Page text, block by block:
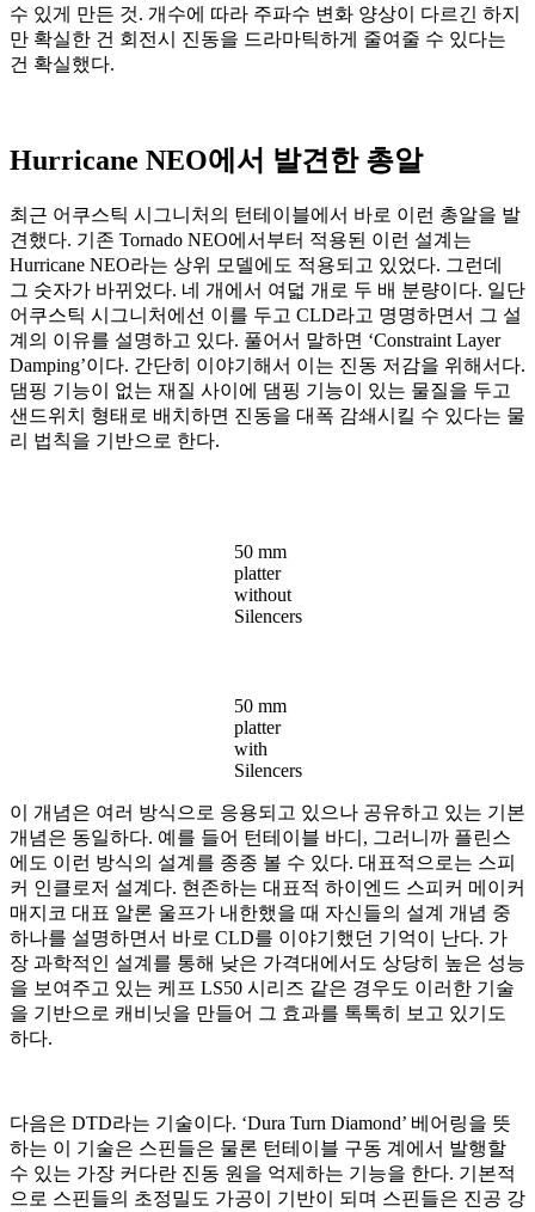
수 있게 만든 것. 개수에 따라 주파수 변화 양상이 다르긴 하지
만 확실한 건 회전시 진동을 드라마틱하게 줄여줄 수 있다는
건 확실했다.
Hurricane NEO에서 발견한 총알
최근 어쿠스틱 시그니처의 턴테이블에서 바로 이런 총알을 발
견했다. 기존 Tornado NEO에서부터 적용된 이런 설계는
Hurricane NEO라는 상위 모델에도 적용되고 있었다. 그런데
그 숫자가 바뀌었다. 네 개에서 여덟 개로 두 배 분량이다. 일단
어쿠스틱 시그니처에선 이를 두고 CLD라고 명명하면서 그 설
계의 이유를 설명하고 있다. 풀어서 말하면 ‘Constraint Layer
Damping’이다. 간단히 이야기해서 이는 진동 저감을 위해서다.
댐핑 기능이 없는 재질 사이에 댐핑 기능이 있는 물질을 두고
샌드위치 형태로 배치하면 진동을 대폭 감쇄시킬 수 있다는 물
리 법칙을 기반으로 한다.
50 mm
platter
without
Silencers
50 mm
platter
with
Silencers
이 개념은 여러 방식으로 응용되고 있으나 공유하고 있는 기본
개념은 동일하다. 예를 들어 턴테이블 바디, 그러니까 플린스
에도 이런 방식의 설계를 종종 볼 수 있다. 대표적으로는 스피
커 인클로저 설계다. 현존하는 대표적 하이엔드 스피커 메이커
매지코 대표 알론 울프가 내한했을 때 자신들의 설계 개념 중
하나를 설명하면서 바로 CLD를 이야기했던 기억이 난다. 가
장 과학적인 설계를 통해 낮은 가격대에서도 상당히 높은 성능
을 보여주고 있는 케프 LS50 시리즈 같은 경우도 이러한 기술
을 기반으로 캐비닛을 만들어 그 효과를 톡톡히 보고 있기도
하다.
다음은 DTD라는 기술이다. ‘Dura Turn Diamond’ 베어링을 뜻
하는 이 기술은 스핀들은 물론 턴테이블 구동 계에서 발행할
수 있는 가장 커다란 진동 원을 억제하는 기능을 한다. 기본적
으로 스핀들의 초정밀도 가공이 기반이 되며 스핀들은 진공 강